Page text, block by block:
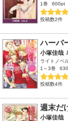
1巻
600pt
投稿数2件
ハーバ
小塚佳哉 /
ライトノベ
1～3巻
投稿数4件
週末だ
小塚佳哉